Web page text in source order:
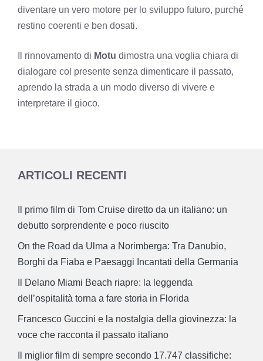
diventare un vero motore per lo sviluppo futuro, purché
restino coerenti e ben dosati.
Il rinnovamento di Motu dimostra una voglia chiara di
dialogare col presente senza dimenticare il passato,
aprendo la strada a un modo diverso di vivere e
interpretare il gioco.
ARTICOLI RECENTI
Il primo film di Tom Cruise diretto da un italiano: un
debutto sorprendente e poco riuscito
On the Road da Ulma a Norimberga: Tra Danubio,
Borghi da Fiaba e Paesaggi Incantati della Germania
Il Delano Miami Beach riapre: la leggenda
dell’ospitalità torna a fare storia in Florida
Francesco Guccini e la nostalgia della giovinezza: la
voce che racconta il passato italiano
Il miglior film di sempre secondo 17.747 classifiche: